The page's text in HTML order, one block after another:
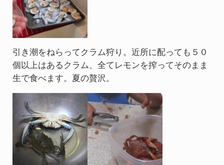
引き潮をねらってクラム狩り。近所に配っても５０
個以上はあるクラム、全てレモンを搾ってそのまま
生で食べます。夏の贅沢。